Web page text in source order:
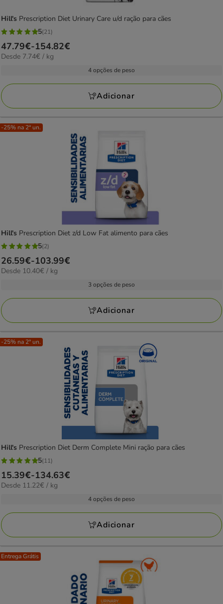
Hill's Prescription Diet Urinary Care u/d ração para cães
5
estrelas
com
avaliações
5(21)
Preço
de
154.82€
47.79€-154.82€
7.74€
Desde 7.74€ / kg
4 opções de peso
Adicionar
-25% na 2ª un.
Hill's Prescription Diet z/d Low Fat alimento para cães
5
estrelas
com
avaliações
5(2)
Preço
de
103.99€
26.59€-103.99€
10.40€
Desde 10.40€ / kg
3 opções de peso
Adicionar
-25% na 2ª un.
Hill's Prescription Diet Derm Complete Mini ração para cães
5
estrelas
com
avaliações
5(11)
Preço
de
134.63€
15.39€-134.63€
11.22€
Desde 11.22€ / kg
4 opções de peso
Adicionar
Entrega Grátis